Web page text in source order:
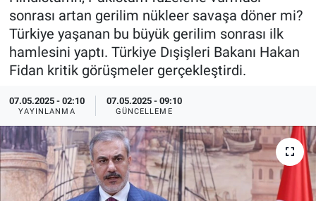
sonrası artan gerilim nükleer savaşa döner mi?
Türkiye yaşanan bu büyük gerilim sonrası ilk
hamlesini yaptı. Türkiye Dışişleri Bakanı Hakan
Fidan kritik görüşmeler gerçekleştirdi.
07.05.2025 - 02:10
YAYINLANMA
07.05.2025 - 09:10
GÜNCELLEME
Özel Haberler
Yazarlar
Dünya
Medya
Özel Haberler
Kadın
Erişim Bilgileri
Haber Arşivi